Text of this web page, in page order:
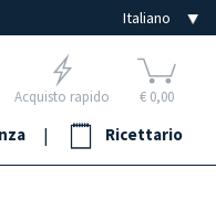
Acquisto rapido € 0,00
| Ricettario